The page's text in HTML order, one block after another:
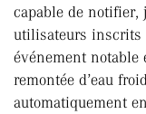
capable de notifier,
utilisateurs inscrits
événement notable
remontée d’eau
automatiquement